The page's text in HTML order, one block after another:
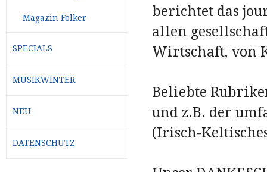
berichtet das
allen
Wirtschaft, von
Beliebte
und z.B. der
(Irisch-
Magazin Folker
SPECIALS
MUSIKWINTER
NEU
DATENSCHUTZ